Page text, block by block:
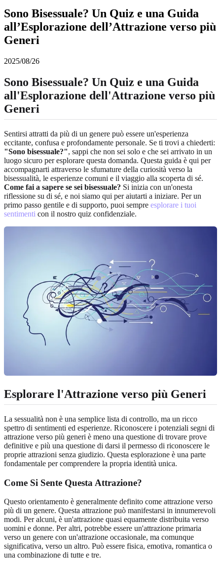
Sono Bisessuale? Un Quiz e una Guida
all’Esplorazione dell’Attrazione verso più
Generi
2025/08/26
Sono Bisessuale? Un Quiz e una Guida
all'Esplorazione dell'Attrazione verso più
Generi
Sentirsi attratti da più di un genere può essere un'esperienza
eccitante, confusa e profondamente personale. Se ti trovi a chiederti:
"Sono bisessuale?", sappi che non sei solo e che sei arrivato in un
luogo sicuro per esplorare questa domanda. Questa guida è qui per
accompagnarti attraverso le sfumature della curiosità verso la
bisessualità, le esperienze comuni e il viaggio alla scoperta di sé.
Come fai a sapere se sei bisessuale? Si inizia con un'onesta
riflessione su di sé, e noi siamo qui per aiutarti a iniziare. Per un
primo passo gentile e di supporto, puoi sempre esplorare i tuoi
sentimenti con il nostro quiz confidenziale.
Esplorare l'Attrazione verso più Generi
La sessualità non è una semplice lista di controllo, ma un ricco
spettro di sentimenti ed esperienze. Riconoscere i potenziali segni di
attrazione verso più generi è meno una questione di trovare prove
definitive e più una questione di darsi il permesso di riconoscere le
proprie attrazioni senza giudizio. Questa esplorazione è una parte
fondamentale per comprendere la propria identità unica.
Come Si Sente Questa Attrazione?
Questo orientamento è generalmente definito come attrazione verso
più di un genere. Questa attrazione può manifestarsi in innumerevoli
modi. Per alcuni, è un'attrazione quasi equamente distribuita verso
uomini e donne. Per altri, potrebbe essere un'attrazione primaria
verso un genere con un'attrazione occasionale, ma comunque
significativa, verso un altro. Può essere fisica, emotiva, romantica o
una combinazione di tutte e tre.